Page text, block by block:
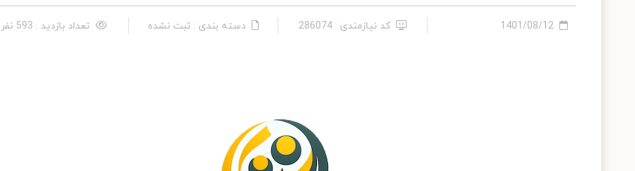
1401/08/12 کد نیازمندی : 286074 دسته بندی : ثبت نشده تعداد بازدید : 593 نفر